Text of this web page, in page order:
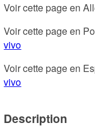
Voir cette page en
Voir cette page en
vivo
Voir cette page en
vivo
Description